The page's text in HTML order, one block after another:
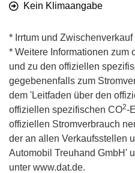
Kein Klimaangabe
* Irrtum und
* Weitere Informationen zum
und zu den offiziellen
gegebenenfalls zum
dem 'Leitfaden über den
offiziellen spezifischen CO2-
offiziellen Stromverbrauch
der an allen Verkaufsstellen
Automobil Treuhand GmbH'
unter www.dat.de.